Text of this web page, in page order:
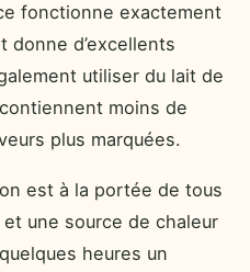
fonctionne exactement
donne d’excellents
utiliser du lait de
moins de
plus marquées.
est à la portée de tous
une source de chaleur
heures un